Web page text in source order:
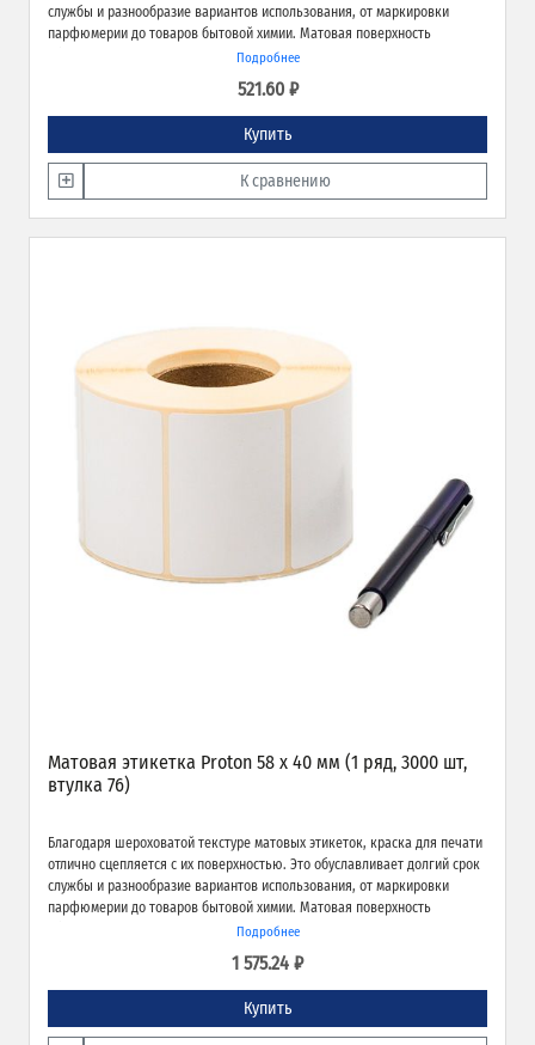
службы и разнообразие вариантов использования, от маркировки
парфюмерии до товаров бытовой химии. Матовая поверхность
обеспечивает превосходное качество печати и широкие возможности
Подробнее
521.60 ₽
Купить
К сравнению
Матовая этикетка Proton 58 х 40 мм (1 ряд, 3000 шт,
втулка 76)
Благодаря шероховатой текстуре матовых этикеток, краска для печати
отлично сцепляется с их поверхностью. Это обуславливает долгий срок
службы и разнообразие вариантов использования, от маркировки
парфюмерии до товаров бытовой химии. Матовая поверхность
обеспечивает превосходное качество печати и широкие возможности
Подробнее
1 575.24 ₽
Купить